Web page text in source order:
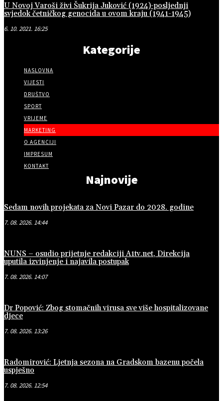
U Novoj Varoši živi Šukrija Juković (1924)-posljednji
svjedok četničkog genocida u ovom kraju (1941-1945)
6. 10. 2021. 16:25
Kategorije
NASLOVNA
VIJESTI
DRUŠTVO
SPORT
VRIJEME
MARKETING
O AGENCIJI
IMPRESUM
KONTAKT
Najnovije
Sedam novih projekata za Novi Pazar do 2028. godine
7. 08. 2026. 14:44
NUNS – osudio prijetnje redakciji A1tv.net, Direkcija
uputila izvinjenje i najavila postupak
7. 08. 2026. 14:07
Dr Popović: Zbog stomačnih virusa sve više hospitalizovane
djece
7. 08. 2026. 13:26
Radomirović: Ljetnja sezona na Gradskom bazenu počela
uspješno
7. 08. 2026. 12:54